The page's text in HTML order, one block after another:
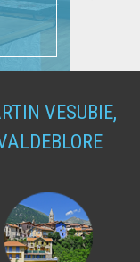
VESUBIE,